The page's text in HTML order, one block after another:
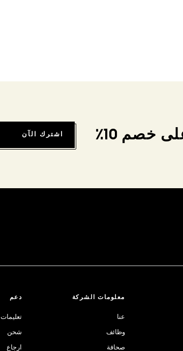
خصم 10٪ اشترك الآن
معلومات الشركة
عنا
وظائف
صحافة
دعم
تعليمات
شحن
ارجاع